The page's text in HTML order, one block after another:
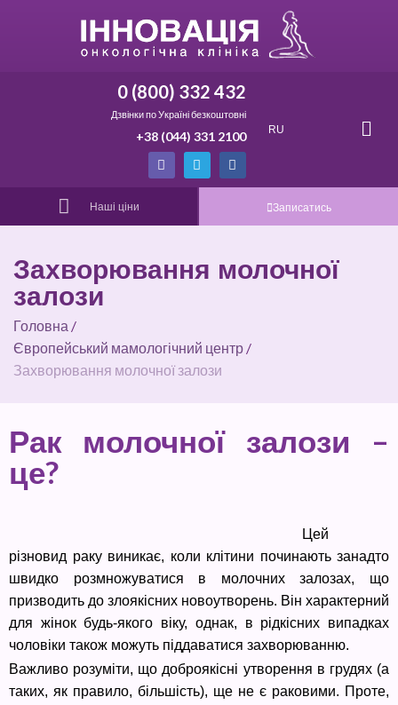
0 (800) 332 432
Дзвінки по Україні безкоштовні
+38 (044) 331 2100 RU
Наші ціни Записатись
Захворювання молочної
залози
Головна /
Європейський мамологічний центр /
Захворювання молочної залози
Рак молочної залози –
це?
Цей
різновид раку виникає, коли клітини починають занадто
швидко розмножуватися в молочних залозах, що
призводить до злоякісних новоутворень. Він характерний
для жінок будь-якого віку, однак, в рідкісних випадках
чоловіки також можуть піддаватися захворюванню.
Важливо розуміти, що доброякісні утворення в грудях (а
таких, як правило, більшість), ще не є раковими. Проте,